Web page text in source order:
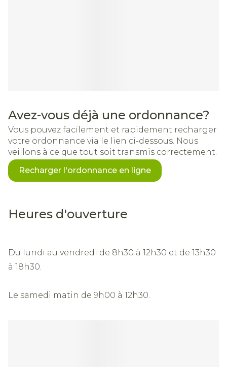
Avez-vous déjà une ordonnance?
Vous pouvez facilement et rapidement recharger
votre ordonnance via le lien ci-dessous. Nous
veillons à ce que tout soit transmis correctement.
Recharger l'ordonnance en ligne
Heures d'ouverture
Du lundi au vendredi de 8h30 à 12h30 et de 13h30
à 18h30.
Le samedi matin de 9h00 à 12h30.